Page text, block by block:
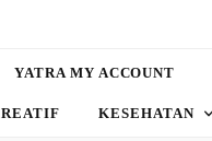
YATRA MY ACCOUNT
KESEHATAN